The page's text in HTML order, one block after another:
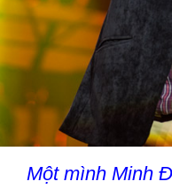
Một mình Minh